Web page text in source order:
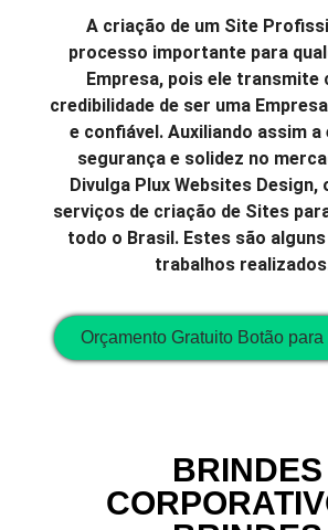
A criação de um Site
processo importante para
Empresa, pois ele transmite
credibilidade de ser uma
e confiável. Auxiliando assim
segurança e solidez no
Divulga Plux Websites
serviços de criação de Sites
todo o Brasil. Estes são
trabalhos
Orçamento Gratuito Botão
BRINDES